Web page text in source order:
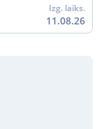
Izg. laiks.
11.08.26